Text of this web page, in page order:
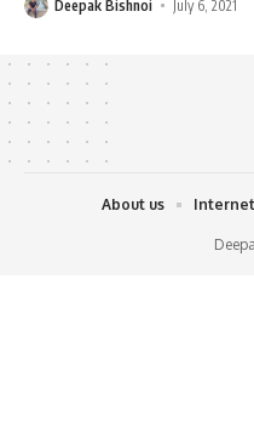
Deepak Bishnoi July 6, 2021
About us Internet